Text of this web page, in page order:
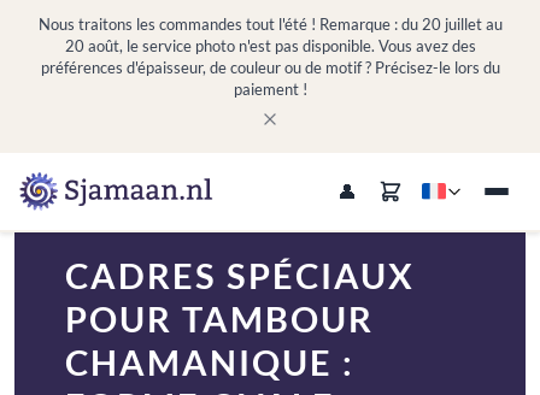
Nous traitons les commandes tout l'été ! Remarque : du 20 juillet au
20 août, le service photo n'est pas disponible. Vous avez des
préférences d'épaisseur, de couleur ou de motif ? Précisez-le lors du
paiement !
CADRES SPÉCIAUX
POUR TAMBOUR
CHAMANIQUE :